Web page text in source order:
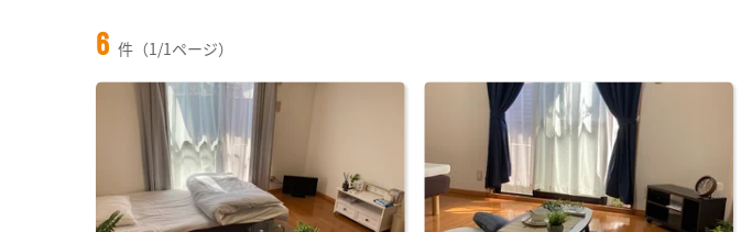
6 件（1/1ページ）